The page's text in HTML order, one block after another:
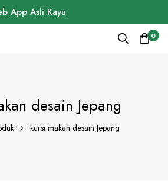
App Asli Kayu
0
desain Jepang
kursi makan desain Jepang